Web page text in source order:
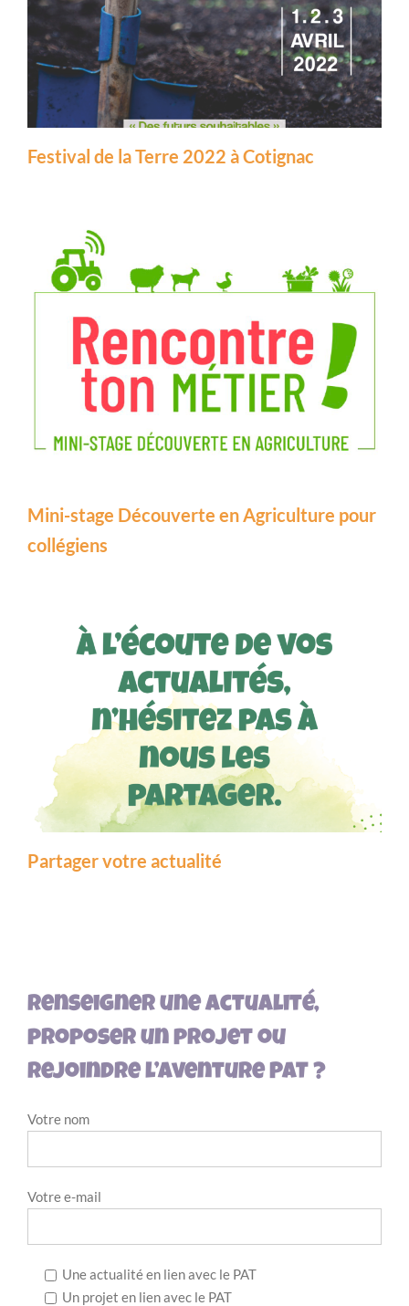
Festival de la Terre 2022 à Cotignac
Mini-stage Découverte en Agriculture pour
collégiens
Partager votre actualité
Renseigner une actualité,
proposer un projet ou
rejoindre l’aventure PAT ?
Votre nom
Votre e-mail
Une actualité en lien avec le PAT
Un projet en lien avec le PAT